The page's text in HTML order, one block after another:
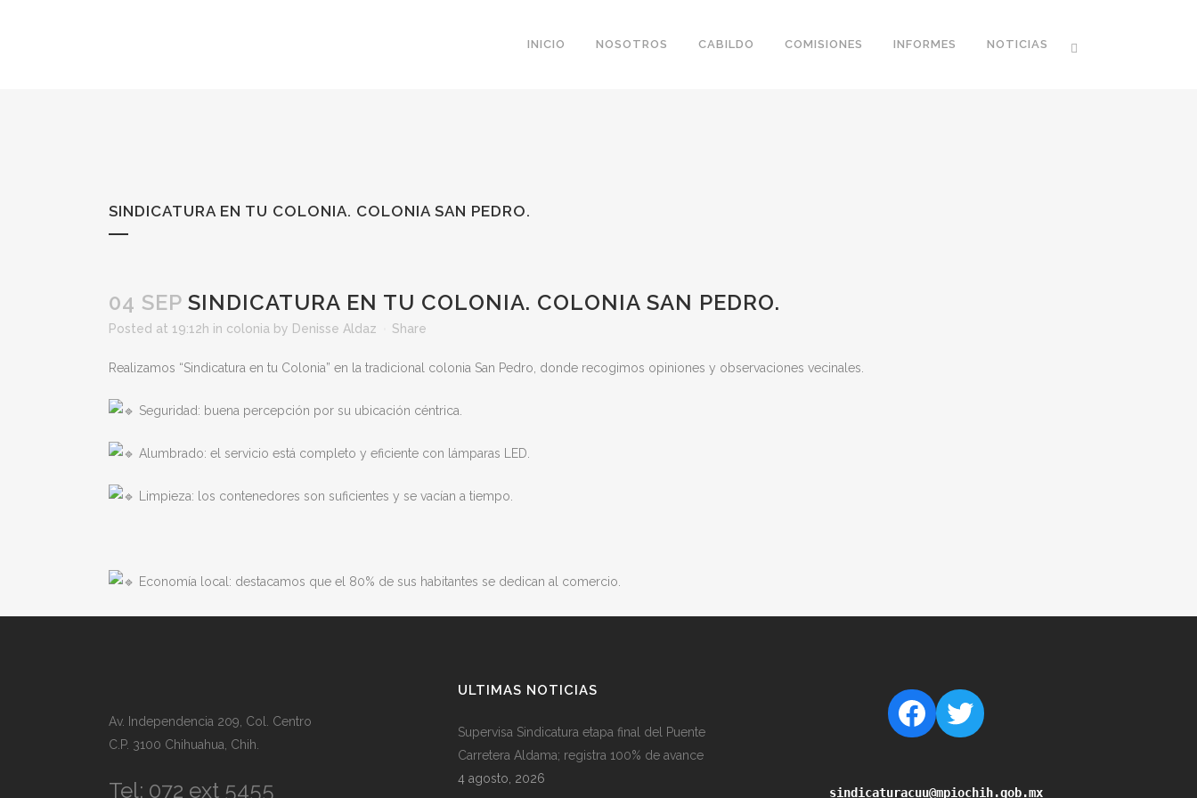
INICIO NOSOTROS CABILDO COMISIONES INFORMES NOTICIAS
SINDICATURA EN TU COLONIA. COLONIA SAN PEDRO.
04 SEP SINDICATURA EN TU COLONIA. COLONIA SAN PEDRO.
Posted at 19:12h in colonia by Denisse Aldaz Share
Realizamos “Sindicatura en tu Colonia” en la tradicional colonia San Pedro, donde recogimos opiniones y observaciones vecinales.
Seguridad: buena percepción por su ubicación céntrica.
Alumbrado: el servicio está completo y eficiente con lámparas LED.
Limpieza: los contenedores son suficientes y se vacían a tiempo.
Economía local: destacamos que el 80% de sus habitantes se dedican al comercio.
Av. Independencia 209, Col. Centro
C.P. 3100 Chihuahua, Chih.
Tel: 072 ext 5455
ULTIMAS NOTICIAS
Supervisa Sindicatura etapa final del Puente
Carretera Aldama; registra 100% de avance
4 agosto, 2026
sindicaturacuu@mpiochih.gob.mx